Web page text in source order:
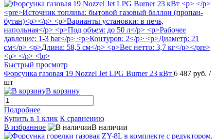
Быстрый просмотр
Форсунка газовая 19 Nozzel Jet LPG Burner 23 кВт 6 487 руб. /
шт
В корзину
Подробнее
Купить в 1 клик К сравнению
В избранное
В наличии